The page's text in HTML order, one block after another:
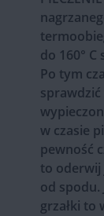
do 160°
Po tym
w czasie
pewność
to oderwij
od spodu.
grzałki to